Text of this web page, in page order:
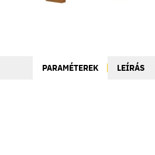
PARAMÉTEREK LEÍRÁS